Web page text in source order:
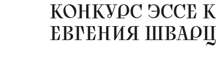
КОНКУРС ЭССЕ
ЕВГЕНИЯ